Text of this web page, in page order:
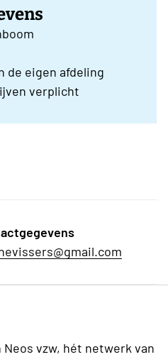
de eigen afdeling
verplicht
vzw, hét netwerk van